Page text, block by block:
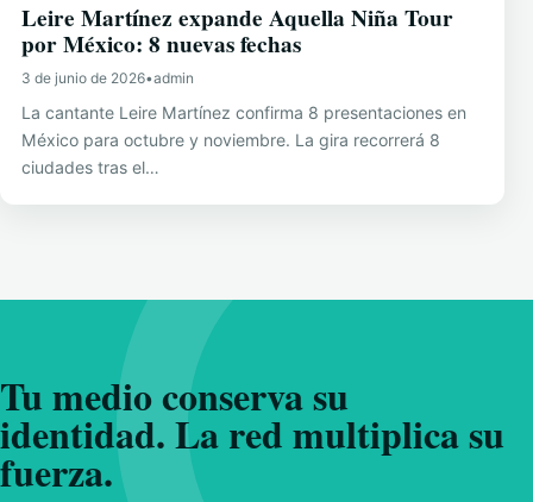
Leire Martínez expande Aquella Niña Tour
por México: 8 nuevas fechas
3 de junio de 2026•admin
La cantante Leire Martínez confirma 8 presentaciones en
México para octubre y noviembre. La gira recorrerá 8
ciudades tras el…
Tu medio conserva su
identidad. La red multiplica su
fuerza.